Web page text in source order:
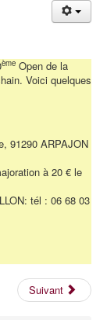
ème Open de la
Voici quelques
91290 ARPAJON
à 20 € le
tél : 06 68 03
Suivant